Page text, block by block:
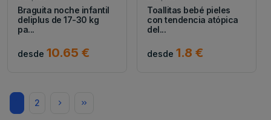
Braguita noche infantil
deliplus de 17-30 kg
pa...
desde 10.65 €
Toallitas bebé pieles
con tendencia atópica
del...
desde 1.8 €
2